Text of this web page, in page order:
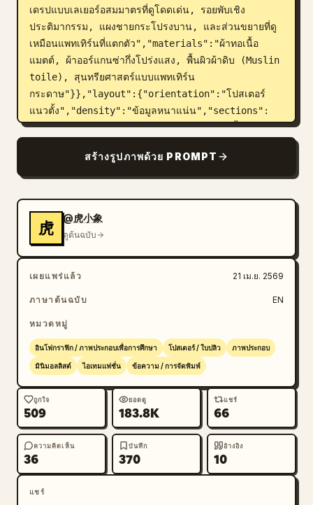
เดรปแบบเลเยอร์อสมมาตรที่ดูโดดเด่น, รอยพับเชิง
ประติมากรรม, แผงชายกระโปรงบาน, และส่วนขยายที่ดู
เหมือนแพทเทิร์นที่แตกตัว","materials":"ผ้าทอเนื้อ
แมตต์, ผ้าออร์แกนซ่ากึ่งโปร่งแสง, พื้นผิวผ้าดิบ (Muslin
toile), สุนทรียศาสตร์แบบแพทเทิร์น
กระดาษ"}},"layout":{"orientation":"โปสเตอร์
แนวตั้ง","density":"ข้อมูลหนาแน่น","sections":
[{"title":"ห่วงโซ่เหตุและผลของการกำเนิดเสื้อผ้า
บน","count":1,"labels":["THE CAUSAL CHAIN OF
A WOMEN'S GARMENT"]},{"title":"เส้นใยและ
["Fiber","Yarn Structure","Fabric
Construction","Weight","Drape","Surface
Texture"]},{"title":"แรงบันดาลใจและการ
วางแผน","position":"ซ้ายกลางค่อน
บน","count":6,"labels":["Inspiration
Source","Color Direction","Woman
Intention","Design Sketch"]},{"title":"การ
ออกแบบและโครงร่าง","position":"ซ้ายกลางค่อน
ล่าง","count":7,"labels":["Drape
Relationship","Volume Line","Wear
Line","Movement Line","Proportion"]},
{"title":"ห่วงโซ่ข้อมูลกลาง","position":"ซ้ายกลาง
และตรงกลาง","count":13,"labels":["RAW
MATERIAL AND FABRIC","MATERIAL DENSITY
DIRECTION","SKETCH DECIDES SHAPE","DRAPE
สร้างรูปภาพด้วย PROMPT
虎
@虎小象
ดูต้นฉบับ
เผยแพร่แล้ว 21 เม.ย. 2569
ภาษาต้นฉบับ EN
หมวดหมู่
อินโฟกราฟิก / ภาพประกอบเพื่อการศึกษา โปสเตอร์ / ใบปลิว ภาพประกอบ
มินิมอลลิสต์ ไอเทมแฟชั่น ข้อความ / การจัดพิมพ์
ถูกใจ
509
ยอดดู
183.8K
แชร์
66
ความคิดเห็น
36
บันทึก
370
อ้างอิง
10
แชร์